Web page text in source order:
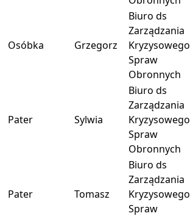
Osóbka Grzegorz
Biuro ds
Zarządzania
Spraw
Obronnych
Pater Sylwia
Biuro ds
Zarządzania
Spraw
Obronnych
Pater Tomasz
Biuro ds
Zarządzania
Spraw